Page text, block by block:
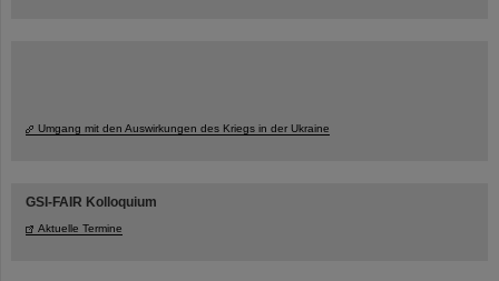
Umgang mit den Auswirkungen des Kriegs in der Ukraine
GSI-FAIR Kolloquium
Aktuelle Termine